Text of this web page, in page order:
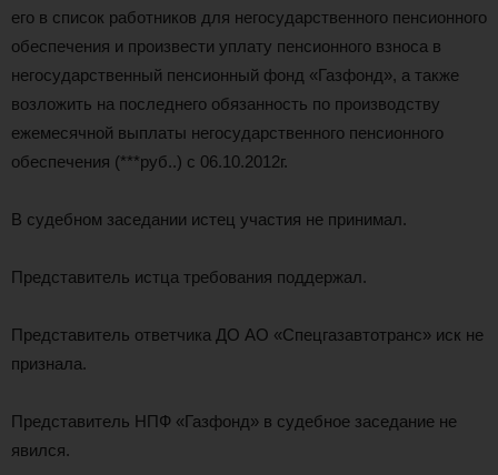
его в список работников для негосударственного пенсионного
обеспечения и произвести уплату пенсионного взноса в
негосударственный пенсионный фонд «Газфонд», а также
возложить на последнего обязанность по производству
ежемесячной выплаты негосударственного пенсионного
обеспечения (***руб..) с 06.10.2012г.
В судебном заседании истец участия не принимал.
Представитель истца требования поддержал.
Представитель ответчика ДО АО «Спецгазавтотранс» иск не
признала.
Представитель НПФ «Газфонд» в судебное заседание не
явился.